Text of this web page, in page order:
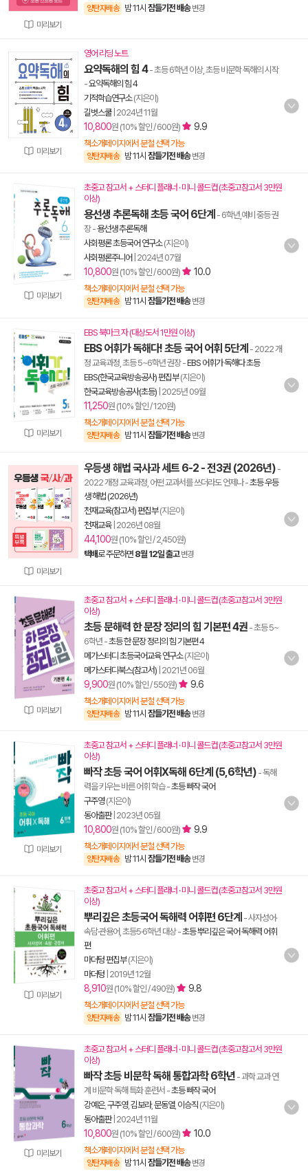
미리보기
양탄자배송 밤 11시 잠들기전 배송 변경
미리보기
영어 리딩 노트
요약독해의 힘 4- 초등 6학년 이상, 초등 비문학 독해의 시작
-요약독해의 힘 4
기적학습연구소(지은이)
길벗스쿨| 2024년 11월
10,800원 (10% 할인 / 600원) 9.9
책소개페이지에서 분철 선택 가능
양탄자배송 밤 11시 잠들기전 배송 변경
미리보기
초중고 참고서 + 스터디 플래너 · 미니 콜드컵 (초중고참고서 3만원
이상)
용선생 추론독해 초등 국어 6단계 - 6학년,예비 중등 권
장-용선생 추론독해
사회평론 초등국어 연구소(지은이)
사회평론주니어 2024년 07월
10,800원 (10% 할인 / 600원) 10.0
책소개페이지에서 분철 선택 가능
양탄자배송 밤 11시 잠들기전 배송 변경
미리보기
EBS 북마크 자 (대상도서 1만원 이상)
EBS 어휘가 독해다! 초등 국어 어휘 5단계 - 2022 개
정 교육과정, 초등 5~6학년 권장-EBS 어휘가 독해다 초등
EBS(한국교육방송공사) 편집부(지은이)
한국교육방송공사(초등) 2025년 09월
11,250원 (10% 할인 / 120원)
책소개페이지에서 분철 선택 가능
양탄자배송 밤 11시 잠들기전 배송 변경
미리보기
우등생 해법 국사과 세트 6-2 - 전3권 (2026년) -
2022 개정 교육과정, 어떤 교과서를 쓰더라도 언제나-초등 우등
생 해법 (2026년)
천재교육(참고서) 편집부(지은이)
천재교육| 2026년 08월
44,100원 (10% 할인 / 2,450원)
택배로 주문하면 8월 12일 출고 변경
미리보기
초중고 참고서 + 스터디 플래너 · 미니 콜드컵 (초중고참고서 3만원
이상)
초등 문해력 한 문장 정리의 힘 기본편 4권 - 초등 5~
6학년 -초등 한 문장 정리의 힘 기본편 4
메가스터디 초등국어교육 연구소(지은이)
메가스터디북스(참고서) 2021년 06월
9,900원 (10% 할인 / 550원) 9.6
책소개페이지에서 분철 선택 가능
양탄자배송 밤 11시 잠들기전 배송 변경
미리보기
초중고 참고서 + 스터디 플래너 · 미니 콜드컵 (초중고참고서 3만원
이상)
빠작 초등 국어 어휘X독해 6단계 (5,6학년) - 독해
력을 키우는 바른 어휘 학습-초등 빠작 국어
구주영(지은이)
동아출판| 2023년 05월
10,800원 (10% 할인 / 600원) 9.9
책소개페이지에서 분철 선택 가능
양탄자배송 밤 11시 잠들기전 배송 변경
미리보기
초중고 참고서 + 스터디 플래너 · 미니 콜드컵 (초중고참고서 3만원
이상)
뿌리깊은 초등국어 독해력 어휘편 6단계 - 사자성어·
속담·관용어, 초등5·6학년 대상-초등 뿌리깊은 국어 독해력 어휘
편
마더텅 편집부(지은이)
마더텅 2019년 12월
8,910원 (10% 할인 / 490원) 9.8
책소개페이지에서 분철 선택 가능
양탄자배송 밤 11시 잠들기전 배송 변경
미리보기
초중고 참고서 + 스터디 플래너 · 미니 콜드컵 (초중고참고서 3만원
이상)
빠작 초등 비문학 독해 통합과학 6학년 - 과학 교과 연
계 비문학 독해 특화 훈련서 -초등 빠작 국어
강예은, 구주영, 김보라,문동열, 이승직 (지은이)
동아출판| 2024년 11월
10,800원 (10% 할인 / 600원) 10.0
책소개페이지에서 분철 선택 가능
양탄자배송 밤 11시 잠들기전 배송 변경